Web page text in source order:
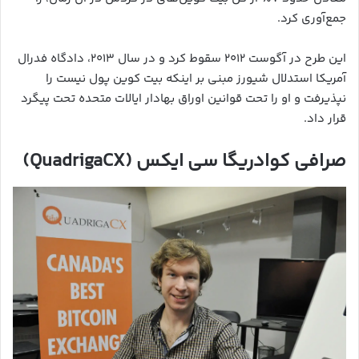
جمع‌آوری کرد.
این طرح در آگوست ۲۰۱۲ سقوط کرد و در سال ۲۰۱۳، دادگاه فدرال
آمریکا استدلال شیورز مبنی بر اینکه بیت‌ کوین پول نیست را
نپذیرفت و او را تحت قوانین اوراق بهادار ایالات متحده تحت پیگرد
قرار داد.
صرافی کوادریگا سی ایکس (QuadrigaCX)